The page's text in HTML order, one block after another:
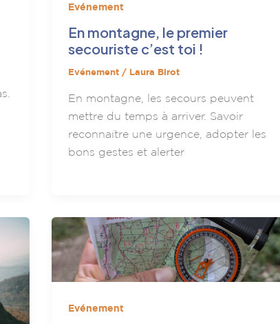
Evénement
En montagne, le premier
secouriste c’est toi !
Evénement/ Laura Birot
En montagne, les secours peuvent
mettre du temps à arriver. Savoir
reconnaître une urgence, adopter les
bons gestes et alerter
Evénement